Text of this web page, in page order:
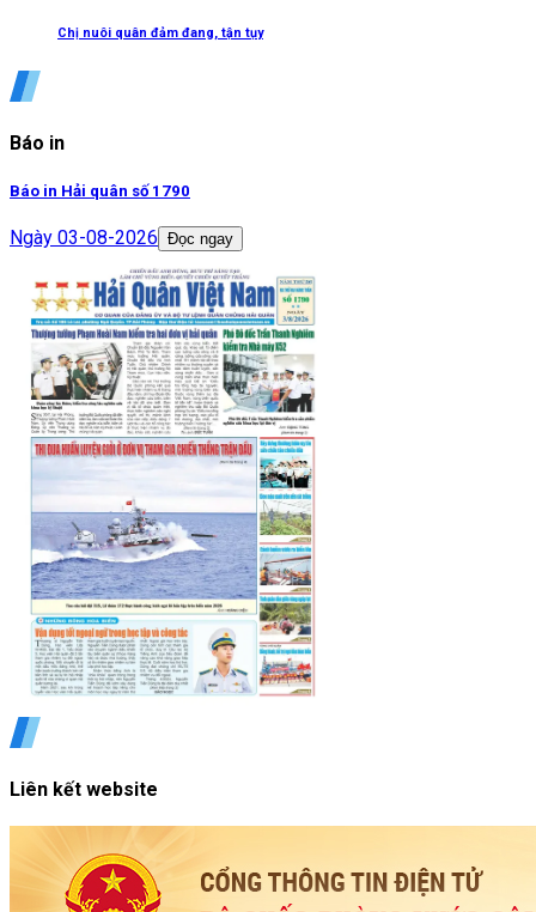
Chị nuôi quân đảm đang, tận tụy
Báo in
Báo in Hải quân số 1790
Ngày 03-08-2026 Đọc ngay
Liên kết website